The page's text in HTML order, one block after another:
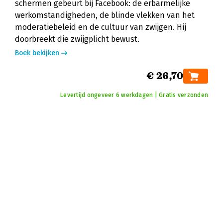
schermen gebeurt bij Facebook: de erbarmelijke
werkomstandigheden, de blinde vlekken van het
moderatiebeleid en de cultuur van zwijgen. Hij
doorbreekt die zwijgplicht bewust.
Boek bekijken
€ 26,70
Levertijd ongeveer 6 werkdagen | Gratis verzonden